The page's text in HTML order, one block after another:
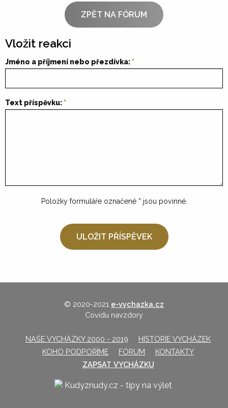
ZPĚT NA FÓRUM
Vložit reakci
Jméno a příjmení nebo přezdívka:
Text příspěvku:
Položky formuláře označené * jsou povinné.
© 2020-2021 e-vychazka.cz
Covidu navzdory
NAŠE VYCHÁZKY 2000 - 2019
HISTORIE VYCHÁZEK
KOHO PODPOŘÍME
FÓRUM
KONTAKTY
ZAPSAT VYCHÁZKU